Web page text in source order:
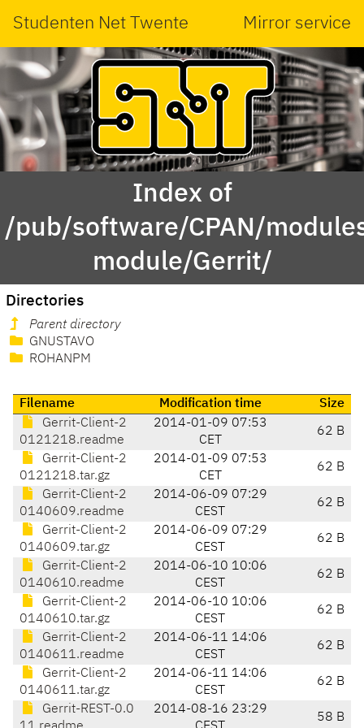
Studenten Net Twente Mirror service
Index of
/pub/software/CPAN/
module/Gerrit/
Directories
Parent directory
GNUSTAVO
ROHANPM
Filename Modification time
Size
Gerrit-Client-2
0121218.readme
2014-01-09 07:53
CET
62 B
Gerrit-Client-2
0121218.tar.gz
2014-01-09 07:53
CET
62 B
Gerrit-Client-2
0140609.readme
2014-06-09 07:29
CEST
62 B
Gerrit-Client-2
0140609.tar.gz
2014-06-09 07:29
CEST
62 B
Gerrit-Client-2
0140610.readme
2014-06-10 10:06
CEST
62 B
Gerrit-Client-2
0140610.tar.gz
2014-06-10 10:06
CEST
62 B
Gerrit-Client-2
0140611.readme
2014-06-11 14:06
CEST
62 B
Gerrit-Client-2
0140611.tar.gz
2014-06-11 14:06
CEST
62 B
Gerrit-REST-0.0
2014-08-16 23:29
58 B